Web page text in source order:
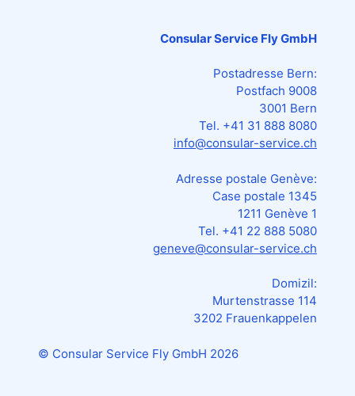
Consular Service Fly GmbH
Postadresse Bern:
Postfach 9008
3001 Bern
Tel. +41 31 888 8080
info@consular-service.ch
Adresse postale Genève:
Case postale 1345
1211 Genève 1
Tel. +41 22 888 5080
geneve@consular-service.ch
Domizil:
Murtenstrasse 114
3202 Frauenkappelen
© Consular Service Fly GmbH 2026